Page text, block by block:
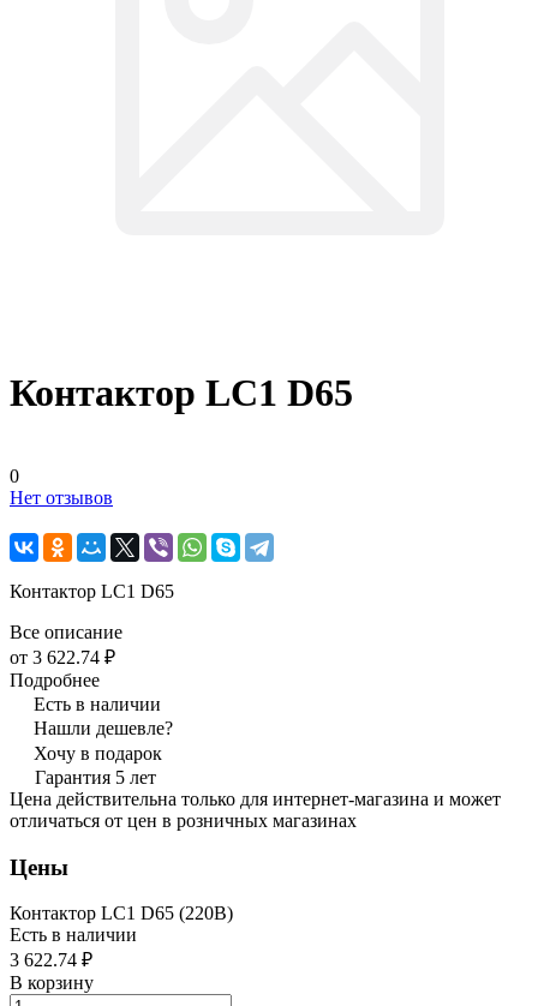
Контактор LC1 D65
0
Нет отзывов
Контактор LC1 D65
Все описание
от 3 622.74 ₽
Подробнее
Есть в наличии
Нашли дешевле?
Хочу в подарок
Гарантия 5 лет
Цена действительна только для интернет-магазина и может
отличаться от цен в розничных магазинах
Цены
Контактор LC1 D65 (220В)
Есть в наличии
3 622.74 ₽
В корзину